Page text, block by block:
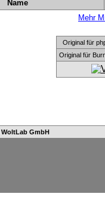
Name
Mehr
Original für
Original für
WoltLab GmbH